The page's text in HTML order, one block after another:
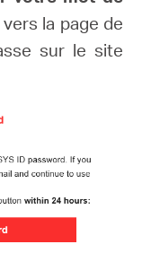
la page de
sur le site